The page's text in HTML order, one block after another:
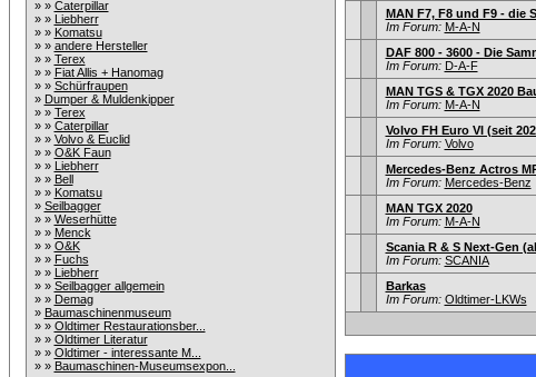
» » Caterpillar
» » Liebherr
» » Komatsu
» » andere Hersteller
» » Terex
» » Fiat Allis + Hanomag
» » Schürfraupen
» Dumper & Muldenkipper
» » Terex
» » Caterpillar
» » Volvo & Euclid
» » O&K Faun
» » Liebherr
» » Bell
» » Komatsu
» Seilbagger
» » Weserhütte
» » Menck
» » O&K
» » Fuchs
» » Liebherr
» » Seilbagger allgemein
» » Demag
» Baumaschinenmuseum
» » Oldtimer Restaurationsber...
» » Oldtimer Literatur
» » Oldtimer - interessante M...
» » Baumaschinen-Museumsexpon...
MAN F7, F8 und F9 - die
Im Forum: M-A-N
DAF 800 - 3600 - Die
Im Forum: D-A-F
MAN TGS & TGX 2020
Im Forum: M-A-N
Volvo FH Euro VI (seit
Im Forum: Volvo
Mercedes-Benz Actros
Im Forum: Mercedes-Benz
MAN TGX 2020
Im Forum: M-A-N
Scania R & S Next-Gen
Im Forum: SCANIA
Barkas
Im Forum: Oldtimer-LKWs